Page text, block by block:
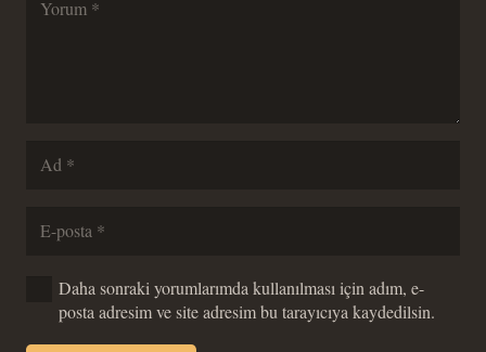
Daha sonraki yorumlarımda kullanılması için adım, e-
posta adresim ve site adresim bu tarayıcıya kaydedilsin.